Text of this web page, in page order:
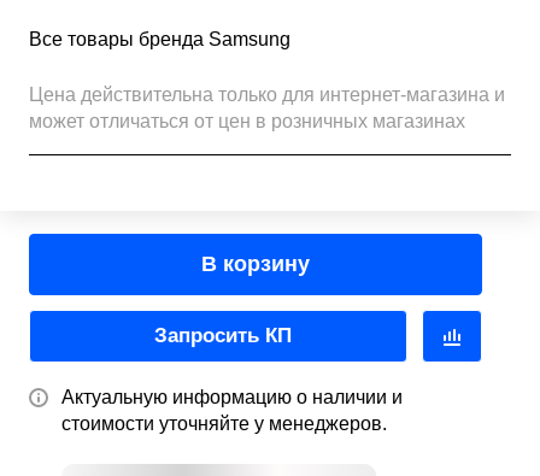
Все товары бренда Samsung
Цена действительна только для интернет-магазина и
может отличаться от цен в розничных магазинах
В корзину
Запросить КП
Актуальную информацию о наличии и
стоимости уточняйте у менеджеров.